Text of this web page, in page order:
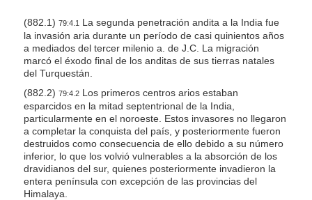
(882.1) 79:4.1 La segunda penetración andita a la India fue
la invasión aria durante un período de casi quinientos años
a mediados del tercer milenio a. de J.C. La migración
marcó el éxodo final de los anditas de sus tierras natales
del Turquestán.
(882.2) 79:4.2Los primeros centros arios estaban
esparcidos en la mitad septentrional de la India,
particularmente en el noroeste. Estos invasores no llegaron
a completar la conquista del país, y posteriormente fueron
destruidos como consecuencia de ello debido a su número
inferior, lo que los volvió vulnerables a la absorción de los
dravidianos del sur, quienes posteriormente invadieron la
entera península con excepción de las provincias del
Himalaya.